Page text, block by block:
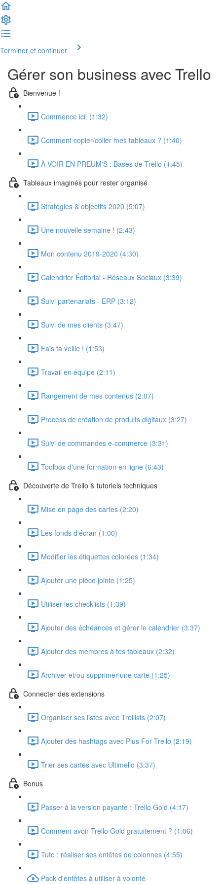
Terminer et continuer
Gérer son business avec Trello
Bienvenue !
Commence ici. (1:32)
Comment copier/coller mes tableaux ? (1:40)
À VOIR EN PREUM'S : Bases de Trello (1:45)
Tableaux imaginés pour rester organisé
Stratégies & objectifs 2020 (5:07)
Une nouvelle semaine ! (2:43)
Mon contenu 2019-2020 (4:30)
Calendrier Éditorial - Réseaux Sociaux (3:39)
Suivi partenariats - ERP (3:12)
Suivi de mes clients (3:47)
Fais ta veille ! (1:53)
Travail en équipe (2:11)
Rangement de mes contenus (2:07)
Process de création de produits digitaux (3:27)
Suivi de commandes e-commerce (3:31)
Toolbox d'une formation en ligne (6:43)
Découverte de Trello & tutoriels techniques
Mise en page des cartes (2:20)
Les fonds d'écran (1:00)
Modifier les étiquettes colorées (1:34)
Ajouter une pièce jointe (1:25)
Utiliser les checklists (1:39)
Ajouter des échéances et gérer le calendrier (3:37)
Ajouter des membres à tes tableaux (2:32)
Archiver et/ou supprimer une carte (1:25)
Connecter des extensions
Organiser ses listes avec Trellists (2:07)
Ajouter des hashtags avec Plus For Trello (2:19)
Trier ses cartes avec Ultimello (3:37)
Bonus
Passer à la version payante : Trello Gold (4:17)
Comment avoir Trello Gold gratuitement ? (1:06)
Tuto : réaliser ses entêtes de colonnes (4:55)
Pack d'entêtes à utiliser à volonté